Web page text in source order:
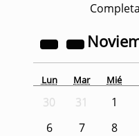
Completa
Lun Mar Mié
30 31 1
6
7 8